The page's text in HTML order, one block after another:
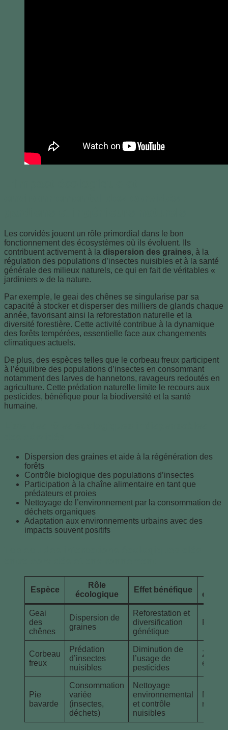
Les corvidés jouent un rôle primordial dans le bon
fonctionnement des écosystèmes où ils évoluent. Ils
contribuent activement à la dispersion des graines, à la
régulation des populations d’insectes nuisibles et à la santé
générale des milieux naturels, ce qui en fait de véritables «
jardiniers » de la nature.
Par exemple, le geai des chênes se singularise par sa
capacité à stocker et disperser des milliers de glands chaque
année, favorisant ainsi la reforestation naturelle et la
diversité forestière. Cette activité contribue à la dynamique
des forêts tempérées, essentielle face aux changements
climatiques actuels.
De plus, des espèces telles que le corbeau freux participent
à l’équilibre des populations d’insectes en consommant
notamment des larves de hannetons, ravageurs redoutés en
agriculture. Cette prédation naturelle limite le recours aux
pesticides, bénéfique pour la biodiversité et la santé
humaine.
Dispersion des graines et aide à la régénération des
forêts
Contrôle biologique des populations d’insectes
Participation à la chaîne alimentaire en tant que
prédateurs et proies
Nettoyage de l’environnement par la consommation de
déchets organiques
Adaptation aux environnements urbains avec des
impacts souvent positifs
Espèce
Rôle
écologique
Effet bénéfique
Geai
des
chênes
Dispersion de
graines
Reforestation et
diversification
génétique
Corbeau
freux
Prédation
d’insectes
nuisibles
Diminution de
l’usage de
pesticides
Zones
Pie
bavarde
Consommation
variée
(insectes,
déchets)
Nettoyage
environnemental
et contrôle
nuisibles
ruraux